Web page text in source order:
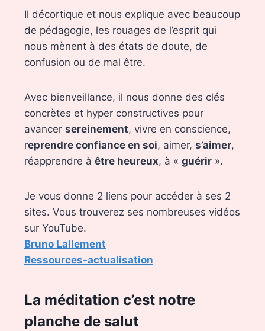
Il décortique et nous explique avec beaucoup
de pédagogie, les rouages de l’esprit qui
nous mènent à des états de doute, de
confusion ou de mal être.
Avec bienveillance, il nous donne des clés
concrètes et hyper constructives pour
avancer sereinement, vivre en conscience,
reprendre confiance en soi, aimer, s’aimer,
réapprendre à être heureux, à « guérir».
Je vous donne 2 liens pour accéder à ses 2
sites. Vous trouverez ses nombreuses vidéos
sur YouTube.
Bruno Lallement
Ressources-actualisation
La méditation c’est notre
planche de salut